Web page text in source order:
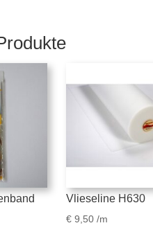
Vlieseline H630
€ 9,50 /m